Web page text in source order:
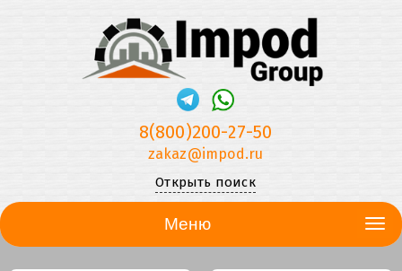
8(800)200-27-50
zakaz@impod.ru
Открыть поиск
Меню